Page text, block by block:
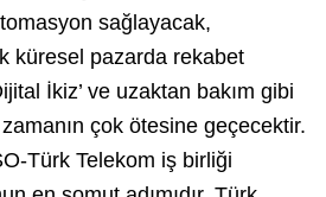
sağlayacak,
küresel pazarda rekabet
İkiz’ ve uzaktan bakım gibi
çok ötesine geçecektir.
Türk Telekom iş birliği